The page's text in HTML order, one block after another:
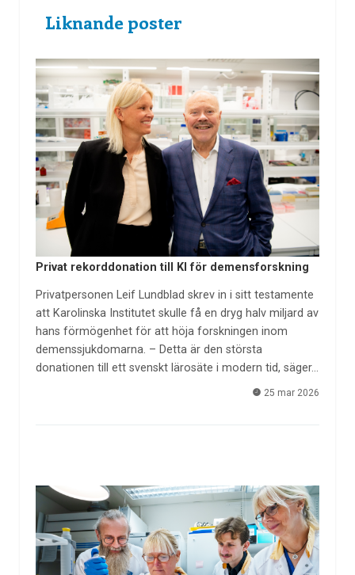
Liknande poster
Privat rekorddonation till KI för demensforskning
Privatpersonen Leif Lundblad skrev in i sitt testamente
att Karolinska Institutet skulle få en dryg halv miljard av
hans förmögenhet för att höja forskningen inom
demenssjukdomarna. – Detta är den största
donationen till ett svenskt lärosäte i modern tid, säger…
25 mar 2026